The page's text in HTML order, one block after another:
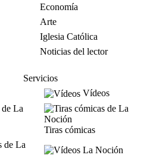
Economía
Arte
Iglesia Católica
Noticias del lector
Servicios
Vídeos
Tiras cómicas